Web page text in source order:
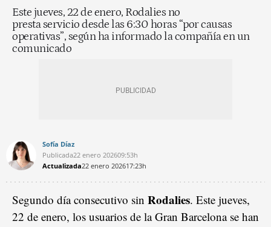
Este jueves, 22 de enero, Rodalies no
presta servicio desde las 6:30 horas “por causas
operativas”, según ha informado la compañía en un
comunicado
Sofía Díaz
Publicada22 enero 202609:53h
Actualizada22 enero 202617:23h
Segundo día consecutivo sin Rodalies. Este jueves,
22 de enero, los usuarios de la Gran Barcelona se han